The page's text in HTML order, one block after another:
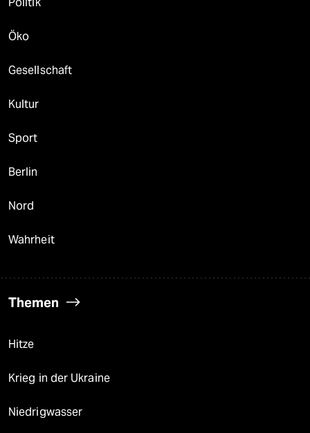
Öko
Gesellschaft
Kultur
Sport
Berlin
Nord
Wahrheit
Themen
Hitze
Krieg in der Ukraine
Niedrigwasser